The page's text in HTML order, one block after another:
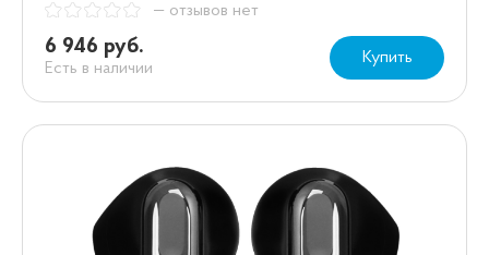
— отзывов нет
6 946 руб.
Есть в наличии
Купить